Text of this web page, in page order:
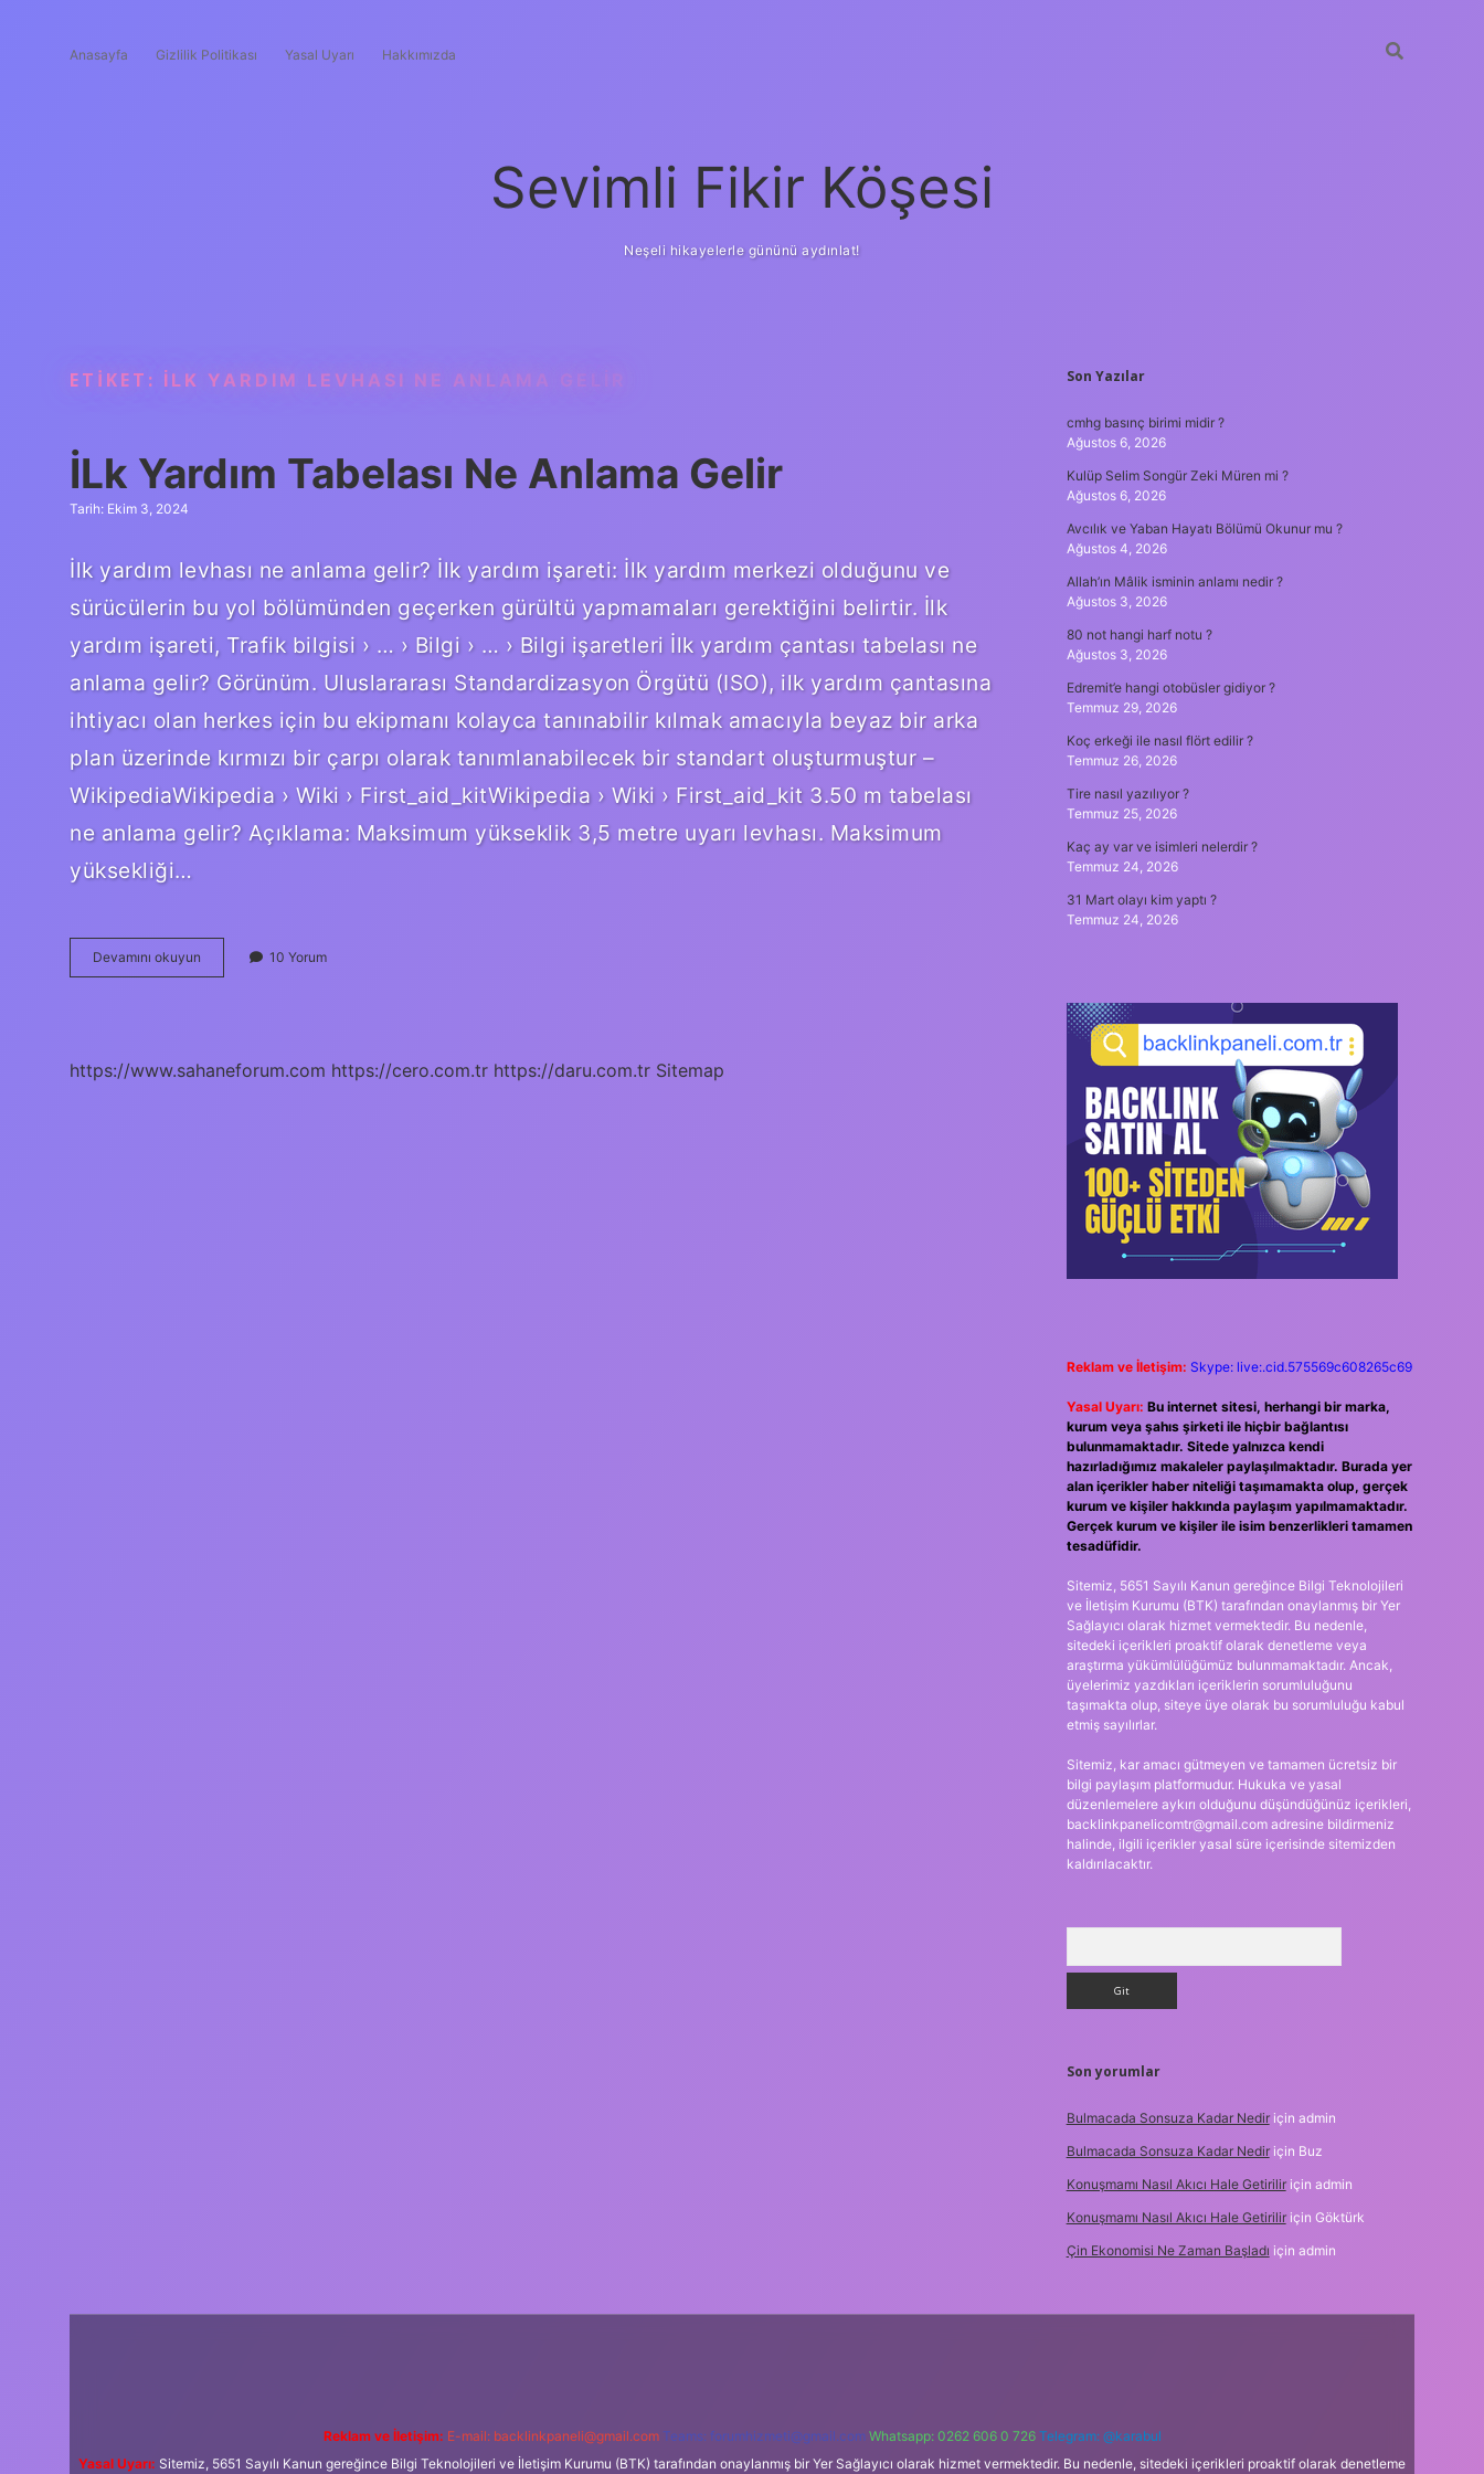
Anasayfa Gizlilik Politikası Yasal Uyarı Hakkımızda
Sevimli Fikir Köşesi
Neşeli hikayelerle gününü aydınlat!
ETIKET: İLK YARDIM LEVHASI NE ANLAMA GELIR
İLk Yardım Tabelası Ne Anlama Gelir
Tarih: Ekim 3, 2024
İlk yardım levhası ne anlama gelir? İlk yardım işareti: İlk yardım merkezi olduğunu ve
sürücülerin bu yol bölümünden geçerken gürültü yapmamaları gerektiğini belirtir. İlk
yardım işareti, Trafik bilgisi › … › Bilgi › … › Bilgi işaretleri İlk yardım çantası tabelası ne
anlama gelir? Görünüm. Uluslararası Standardizasyon Örgütü (ISO), ilk yardım çantasına
ihtiyacı olan herkes için bu ekipmanı kolayca tanınabilir kılmak amacıyla beyaz bir arka
plan üzerinde kırmızı bir çarpı olarak tanımlanabilecek bir standart oluşturmuştur –
WikipediaWikipedia › Wiki › First_aid_kitWikipedia › Wiki › First_aid_kit 3.50 m tabelası
ne anlama gelir? Açıklama: Maksimum yükseklik 3,5 metre uyarı levhası. Maksimum
yüksekliği…
Devamını okuyun
Yardım
10 Yorum
https://www.sahaneforum.com https://cero.com.tr https://daru.com.tr Sitemap
SIDEBAR
Son Yazılar
cmhg basınç birimi midir ?
Ağustos 6, 2026
Kulüp Selim Songür Zeki Müren mi ?
Ağustos 6, 2026
Avcılık ve Yaban Hayatı Bölümü Okunur mu ?
Ağustos 4, 2026
Allah’ın Mâlik isminin anlamı nedir ?
Ağustos 3, 2026
80 not hangi harf notu ?
Ağustos 3, 2026
Edremit’e hangi otobüsler gidiyor ?
Temmuz 29, 2026
Koç erkeği ile nasıl flört edilir ?
Temmuz 26, 2026
Tire nasıl yazılıyor ?
Temmuz 25, 2026
Kaç ay var ve isimleri nelerdir ?
Temmuz 24, 2026
31 Mart olayı kim yaptı ?
Temmuz 24, 2026
Reklam ve İletişim: Skype: live:.cid.575569c608265c69
Yasal Uyarı: Bu internet sitesi, herhangi bir marka,
kurum veya şahıs şirketi ile hiçbir bağlantısı
bulunmamaktadır. Sitede yalnızca kendi
hazırladığımız makaleler paylaşılmaktadır. Burada yer
alan içerikler haber niteliği taşımamakta olup, gerçek
kurum ve kişiler hakkında paylaşım yapılmamaktadır.
Gerçek kurum ve kişiler ile isim benzerlikleri tamamen
tesadüfidir.
Sitemiz, 5651 Sayılı Kanun gereğince Bilgi Teknolojileri
ve İletişim Kurumu (BTK) tarafından onaylanmış bir Yer
Sağlayıcı olarak hizmet vermektedir. Bu nedenle,
sitedeki içerikleri proaktif olarak denetleme veya
araştırma yükümlülüğümüz bulunmamaktadır. Ancak,
üyelerimiz yazdıkları içeriklerin sorumluluğunu
taşımakta olup, siteye üye olarak bu sorumluluğu kabul
etmiş sayılırlar.
Sitemiz, kar amacı gütmeyen ve tamamen ücretsiz bir
bilgi paylaşım platformudur. Hukuka ve yasal
düzenlemelere aykırı olduğunu düşündüğünüz içerikleri,
backlinkpanelicomtr@gmail.comadresine bildirmeniz
halinde, ilgili içerikler yasal süre içerisinde sitemizden
kaldırılacaktır.
Son yorumlar
Bulmacada Sonsuza Kadar Nediriçin admin
Bulmacada Sonsuza Kadar Nediriçin Buz
Konuşmamı Nasıl Akıcı Hale Getiriliriçin admin
Konuşmamı Nasıl Akıcı Hale Getiriliriçin Göktürk
Çin Ekonomisi Ne Zaman Başladı için admin
Reklam ve İletişim: E-mail: backlinkpaneli@gmail.com Teams: forumhizmeti@gmail.com Whatsapp: 0262 606 0 726 Telegram: @karabul
Yasal Uyarı: Sitemiz, 5651 Sayılı Kanun gereğince Bilgi Teknolojileri ve İletişim Kurumu (BTK) tarafından onaylanmış bir Yer Sağlayıcı olarak hizmet vermektedir. Bu nedenle, sitedeki içerikleri proaktif olarak denetleme